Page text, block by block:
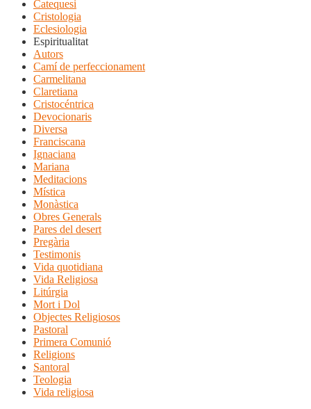
Catequesi
Cristologia
Eclesiologia
Espiritualitat
Autors
Camí de perfeccionament
Carmelitana
Claretiana
Cristocéntrica
Devocionaris
Diversa
Franciscana
Ignaciana
Mariana
Meditacions
Mística
Monàstica
Obres Generals
Pares del desert
Pregària
Testimonis
Vida quotidiana
Vida Religiosa
Litúrgia
Mort i Dol
Objectes Religiosos
Pastoral
Primera Comunió
Religions
Santoral
Teologia
Vida religiosa